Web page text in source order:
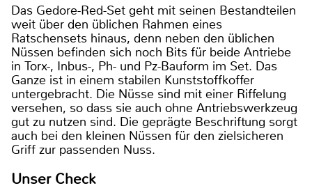
Das Gedore-Red-Set geht mit seinen Bestandteilen
weit über den üblichen Rahmen eines
Ratschensets hinaus, denn neben den üblichen
Nüssen befinden sich noch Bits für beide Antriebe
in Torx-, Inbus-, Ph- und Pz-Bauform im Set. Das
Ganze ist in einem stabilen Kunststoffkoffer
untergebracht. Die Nüsse sind mit einer Riffelung
versehen, so dass sie auch ohne Antriebswerkzeug
gut zu nutzen sind. Die geprägte Beschriftung sorgt
auch bei den kleinen Nüssen für den zielsicheren
Griff zur passenden Nuss.
Unser Check